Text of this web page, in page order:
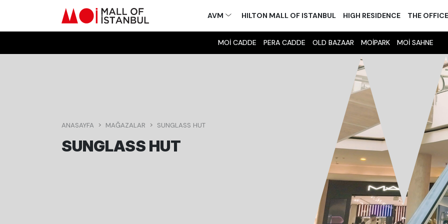
AVM HILTON MALL OF ISTANBUL HIGH RESIDENCE THE
MOİ CADDE PERA CADDE OLD BAZAAR MOİPARK MOİ SAHNE
ANASAYFA MAĞAZALAR SUNGLASS HUT
SUNGLASS HUT